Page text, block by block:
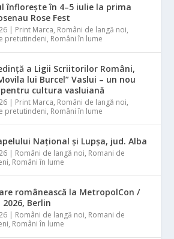
înflorește în 4–5 iulie la prima
Rose Fest
| Print Marca, Români de langă noi,
pretutindeni, Români în lume
a Ligii Scriitorilor Români,
lui Burcel” Vaslui – un nou
cultura vasluiană
| Print Marca, Români de langă noi,
pretutindeni, Români în lume
Național și Lupșa, jud. Alba
| Români de langă noi, Romani de
, Români în lume
românească la MetropolCon /
2026, Berlin
| Români de langă noi, Romani de
, Români în lume